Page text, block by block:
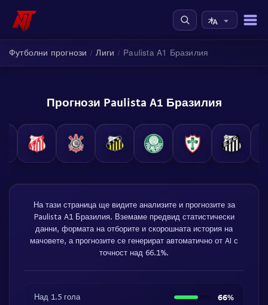
Футболни прогнози / Лиги / Paulista A1 Бразилия
Прогнози Paulista A1 Бразилия
На тази страница ще видите анализите и прогнозите за
Paulista A1 Бразилия. Вземаме предвид статистически
данни, формата на отборите и скорошната история на
мачовете, а прогнозите се генерират автоматично от AI с
точност над 66.1%.
Над 1.5 гола 66%